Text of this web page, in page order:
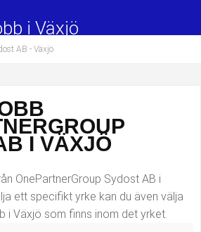
Yrkesområden
juridik
marknadsföring
Populära jobb
hemtjänst och äldreboende
Förskollärare
i Växjö
AB - Växjö
I VÄXJÖ
OnePartnerGroup Sydost AB i
ett specifikt yrke kan du även välja
i Växjö som finns inom det yrket.